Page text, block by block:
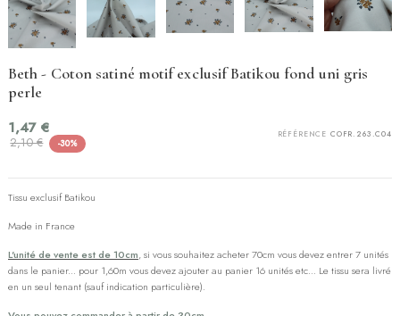
Beth - Coton satiné motif exclusif Batikou fond uni gris
perle
RÉFÉRENCE COFR.263.C04
1,47 €
2,10 € -30%
Tissu exclusif Batikou
Made in France
L'unité de vente est de 10cm, si vous souhaitez acheter 70cm vous devez entrer 7 unités
dans le panier... pour 1,60m vous devez ajouter au panier 16 unités etc... Le tissu sera livré
en un seul tenant (sauf indication particulière).